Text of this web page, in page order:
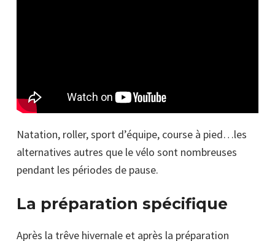
Natation, roller, sport d’équipe, course à pied…les
alternatives autres que le vélo sont nombreuses
pendant les périodes de pause.
La préparation spécifique
Après la trêve hivernale et après la préparation